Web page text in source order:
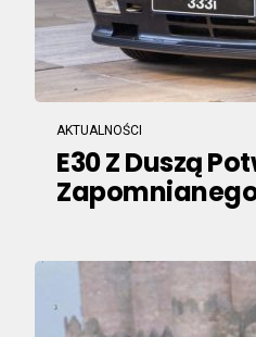
AKTUALNOŚCI
E30 Z Duszą
Zapomnianego